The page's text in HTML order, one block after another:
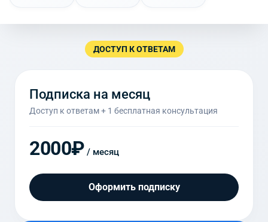
ДОСТУП К ОТВЕТАМ
Подписка на месяц
Доступ к ответам + 1 бесплатная консультация
2000₽ / месяц
Оформить подписку